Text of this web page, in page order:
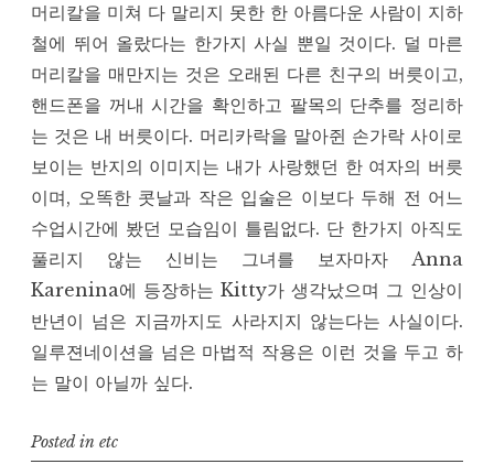
머리칼을 미쳐 다 말리지 못한 한 아름다운 사람이 지하
철에 뛰어 올랐다는 한가지 사실 뿐일 것이다. 덜 마른
머리칼을 매만지는 것은 오래된 다른 친구의 버릇이고,
핸드폰을 꺼내 시간을 확인하고 팔목의 단추를 정리하
는 것은 내 버릇이다. 머리카락을 말아쥔 손가락 사이로
보이는 반지의 이미지는 내가 사랑했던 한 여자의 버릇
이며, 오똑한 콧날과 작은 입술은 이보다 두해 전 어느
수업시간에 봤던 모습임이 틀림없다. 단 한가지 아직도
풀리지 않는 신비는 그녀를 보자마자 Anna
Karenina에 등장하는 Kitty가 생각났으며 그 인상이
반년이 넘은 지금까지도 사라지지 않는다는 사실이다.
일루젼네이션을 넘은 마법적 작용은 이런 것을 두고 하
는 말이 아닐까 싶다.
Posted in etc